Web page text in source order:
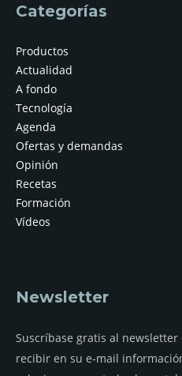
Categorías
Productos
Actualidad
A fondo
Tecnología
Agenda
Ofertas y demandas
Opinión
Recetas
Formación
Vídeos
Newsletter
Suscríbase gratis al
recibir en su e-mail